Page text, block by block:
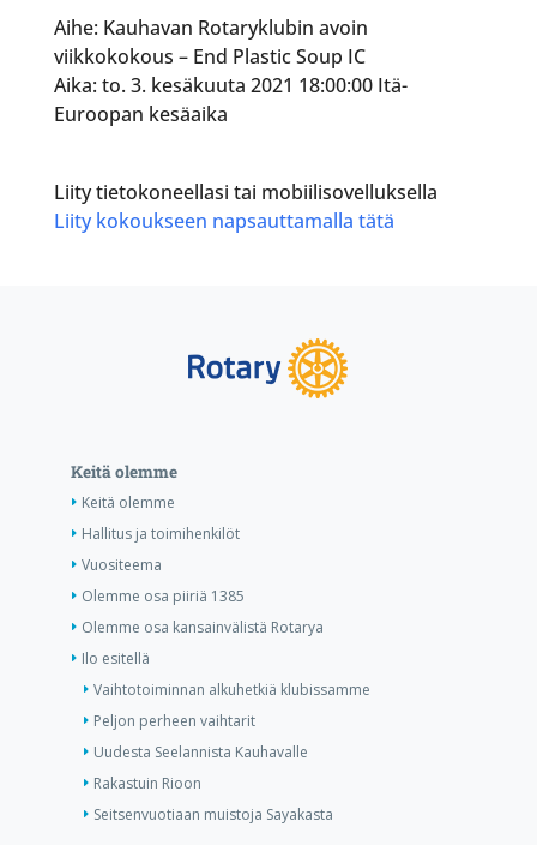
Aihe: Kauhavan Rotaryklubin avoin
viikkokokous – End Plastic Soup IC
Aika: to. 3. kesäkuuta 2021 18:00:00 Itä-
Euroopan kesäaika
Liity tietokoneellasi tai mobiilisovelluksella
Liity kokoukseen napsauttamalla tätä
Keitä olemme
Keitä olemme
Hallitus ja toimihenkilöt
Vuositeema
Olemme osa piiriä 1385
Olemme osa kansainvälistä Rotarya
Ilo esitellä
Vaihtotoiminnan alkuhetkiä klubissamme
Peljon perheen vaihtarit
Uudesta Seelannista Kauhavalle
Rakastuin Rioon
Seitsenvuotiaan muistoja Sayakasta